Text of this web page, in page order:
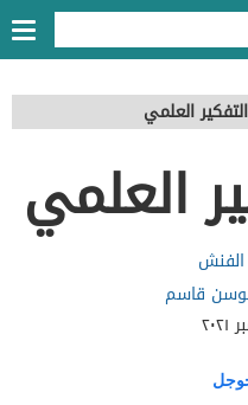
العلمي
العلمي
قاسم